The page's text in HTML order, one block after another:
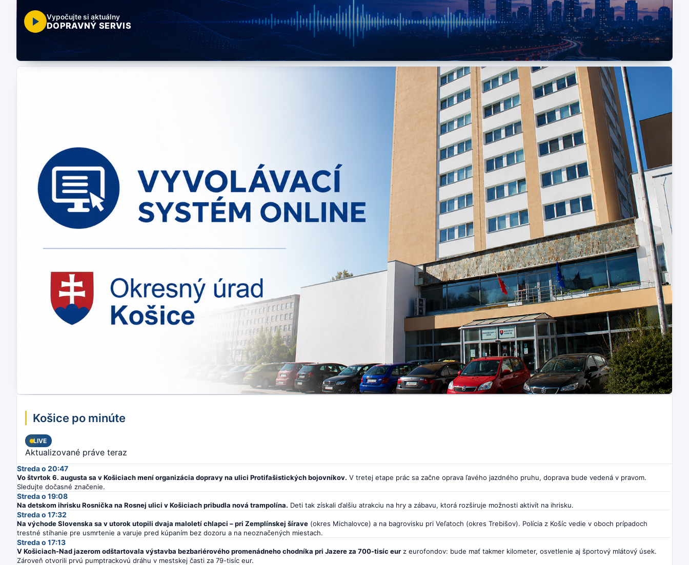
Vypočujte si aktuálny
DOPRAVNÝ SERVIS
Košice po minúte
LIVE
Aktualizované práve teraz
Streda o 20:47
Vo štvrtok 6. augusta sa v Košiciach mení organizácia dopravy na ulici Protifašistických bojovníkov. V tretej etape prác sa začne oprava ľavého jazdného pruhu, doprava bude vedená v pravom.
Sledujte dočasné značenie.
Streda o 19:08
Na detskom ihrisku Rosnička na Rosnej ulici v Košiciach pribudla nová trampolína. Deti tak získali ďalšiu atrakciu na hry a zábavu, ktorá rozširuje možnosti aktivít na ihrisku.
Streda o 17:32
Na východe Slovenska sa v utorok utopili dvaja maloletí chlapci – pri Zemplínskej šírave (okres Michalovce) a na bagrovisku pri Veľatoch (okres Trebišov). Polícia z Košíc vedie v oboch prípadoch
trestné stíhanie pre usmrtenie a varuje pred kúpaním bez dozoru a na neoznačených miestach.
Streda o 17:13
V Košiciach-Nad jazerom odštartovala výstavba bezbariérového promenádneho chodníka pri Jazere za 700-tisíc eur z eurofondov: bude mať takmer kilometer, osvetlenie aj športový mlátový úsek.
Zároveň otvorili prvú pumptrackovú dráhu v mestskej časti za 79-tisíc eur.